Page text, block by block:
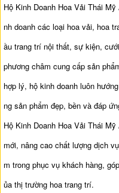
Hộ Kinh Doanh Hoa Vải Thái
nh doanh các loại hoa vải, hoa
ầu trang trí nội thất, sự kiện,
phương châm cung cấp sản
hợp lý, hộ kinh doanh luôn
ng sản phẩm đẹp, bền và đáp
Hộ Kinh Doanh Hoa Vải Thái
mới, nâng cao chất lượng dịch
m trong phục vụ khách hàng,
ủa thị trường hoa trang trí.